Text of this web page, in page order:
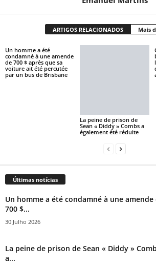
ARTIGOS RELACIONADOS Mais
Un homme a été
condamné à une amende
de 700 $ après que sa
voiture ait été percutée
par un bus de Brisbane
La peine de prison de
Sean « Diddy » Combs a
également été réduite
Últimas notícias
Un homme a été condamné à une amende
700 $...
30 Julho 2026
La peine de prison de Sean « Diddy »
a...